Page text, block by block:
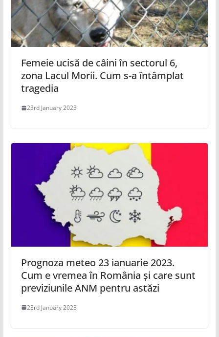
Femeie ucisă de câini în sectorul 6,
zona Lacul Morii. Cum s-a întâmplat
tragedia
23rd January 2023
Prognoza meteo 23 ianuarie 2023.
Cum e vremea în România și care sunt
previziunile ANM pentru astăzi
23rd January 2023